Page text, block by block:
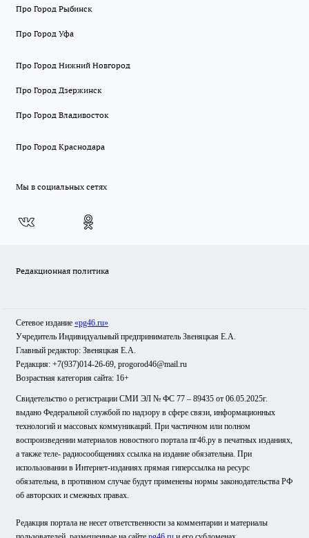
Про Город Рыбинск
Про Город Уфа
Про Город Нижний Новгород
Про Город Дзержинск
Про Город Владивосток
Про Город Краснодара
Мы в социальных сетях
Редакционная политика
Сетевое издание «pg46.ru»
Учредитель Индивидуальный предприниматель Звеняцкая Е.А.
Главный редактор: Звеняцкая Е.А.
Редакция: +7(937)014-26-69, progorod46@mail.ru
Возрастная категория сайта: 16+
Свидетельство о регистрации СМИ ЭЛ № ФС 77 – 89435 от 06.05.2025г.
выдано Федеральной службой по надзору в сфере связи, информационных
технологий и массовых коммуникаций. При частичном или полном
воспроизведении материалов новостного портала пг46.ру в печатных изданиях,
а также теле- радиосообщениях ссылка на издание обязательна. При
использовании в Интернет-изданиях прямая гиперссылка на ресурс
обязательна, в противном случае будут применены нормы законодательства РФ
об авторских и смежных правах.
Редакция портала не несет ответственности за комментарии и материалы